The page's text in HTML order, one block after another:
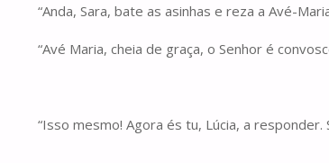
“Anda, Sara, bate as asinhas e reza a Avé-
“Avé Maria, cheia de graça, o Senhor é
“Isso mesmo! Agora és tu, Lúcia, a